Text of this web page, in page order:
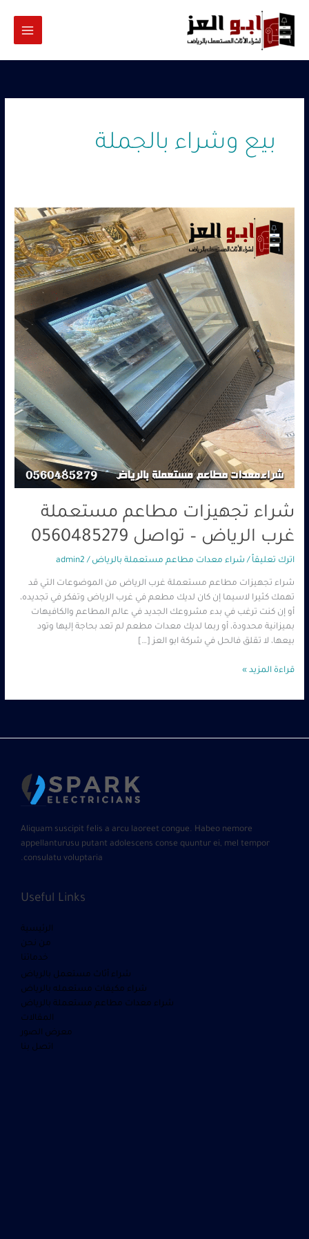
المحتوى
بيع وشراء بالجملة
شراء تجهيزات مطاعم مستعملة
غرب الرياض – تواصل 0560485279
اترك تعليقاً / شراء معدات مطاعم مستعملة بالرياض /
admin2
شراء تجهيزات مطاعم مستعملة غرب الرياض من الموضوعات التي قد
تهمك كثيرا لاسيما إن كان لديك مطعم في غرب الرياض وتفكر في تجديده،
أو إن كنت ترغب في بدء مشروعك الجديد في عالم المطاعم والكافيهات
بميزانية محدودة، أو ربما لديك معدات مطعم لم تعد بحاجة إليها وتود
بيعها، لا تقلق فالحل في شركة ابو العز […]
تجهيزات
مطاعم
مستعملة
0560485279
قراءة المزيد »
Aliquam suscipit felis a arcu laoreet congue. Habeo nemore
appellanturusu putant adolescens conse quuntur ei, mel tempor
consulatu voluptaria.
Useful Links
الرئيسية
من نحن
خدماتنا
شراء أثاث مستعمل بالرياض
شراء مكيفات مستعمله بالرياض
شراء معدات مطاعم مستعملة بالرياض
المقالات
معرض الصور
اتصل بنا